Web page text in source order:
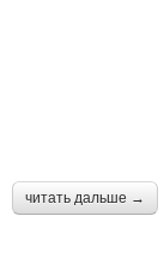
читать дальше →